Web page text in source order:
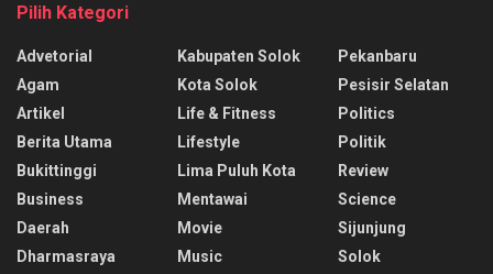
Pilih Kategori
Advetorial
Agam
Artikel
Berita Utama
Bukittinggi
Business
Daerah
Dharmasraya
Kabupaten Solok
Kota Solok
Life & Fitness
Lifestyle
Lima Puluh Kota
Mentawai
Movie
Music
Pekanbaru
Pesisir Selatan
Politics
Politik
Review
Science
Sijunjung
Solok